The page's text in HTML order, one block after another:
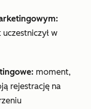
w
moment,
rejestrację na